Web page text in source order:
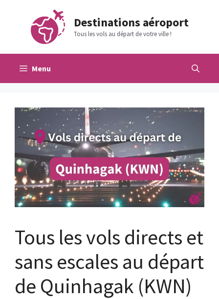
contenu
Destinations aéroport
Tous les vols au départ de votre ville !
Menu
Tous les vols directs et
sans escales au départ
de Quinhagak (KWN)